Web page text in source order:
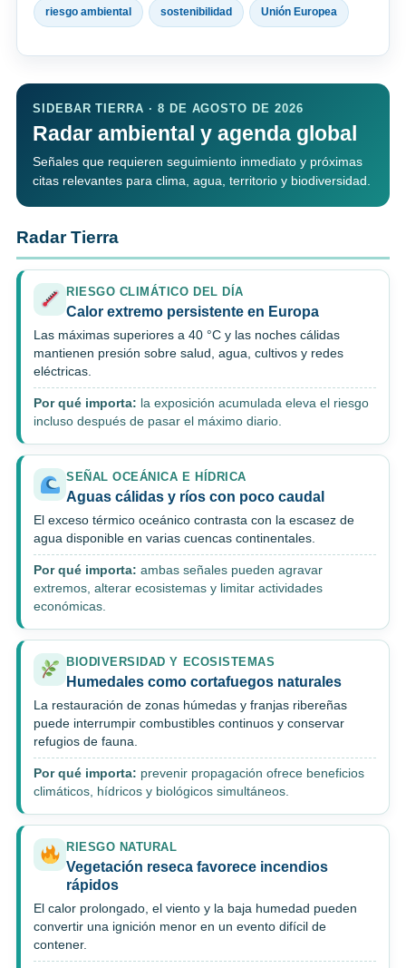
riesgo ambiental sostenibilidad Unión Europea
SIDEBAR TIERRA · 8 DE AGOSTO DE 2026
Radar ambiental y agenda global
Señales que requieren seguimiento inmediato y próximas
citas relevantes para clima, agua, territorio y biodiversidad.
Radar Tierra
RIESGO CLIMÁTICO DEL DÍA
Calor extremo persistente en Europa
Las máximas superiores a 40 °C y las noches cálidas
mantienen presión sobre salud, agua, cultivos y redes
eléctricas.
Por qué importa: la exposición acumulada eleva el riesgo
incluso después de pasar el máximo diario.
SEÑAL OCEÁNICA E HÍDRICA
Aguas cálidas y ríos con poco caudal
El exceso térmico oceánico contrasta con la escasez de
agua disponible en varias cuencas continentales.
Por qué importa: ambas señales pueden agravar
extremos, alterar ecosistemas y limitar actividades
económicas.
BIODIVERSIDAD Y ECOSISTEMAS
Humedales como cortafuegos naturales
La restauración de zonas húmedas y franjas ribereñas
puede interrumpir combustibles continuos y conservar
refugios de fauna.
Por qué importa: prevenir propagación ofrece beneficios
climáticos, hídricos y biológicos simultáneos.
RIESGO NATURAL
Vegetación reseca favorece incendios
rápidos
El calor prolongado, el viento y la baja humedad pueden
convertir una ignición menor en un evento difícil de
contener.